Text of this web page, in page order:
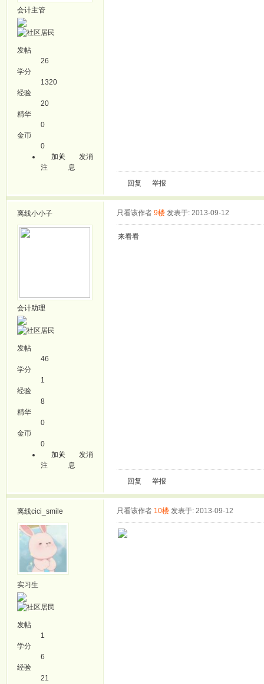
会计主管
发帖
26
学分
1320
经验
20
精华
0
金币
0
加关
注
发消
息
回复 举报
离线小小子
会计助理
发帖
46
学分
1
经验
8
精华
0
金币
0
加关
注
发消
息
只看该作者 9楼 发表于: 2013-09-12
来看看
回复 举报
离线cici_smile
实习生
发帖
1
学分
6
经验
21
只看该作者 10楼 发表于: 2013-09-12